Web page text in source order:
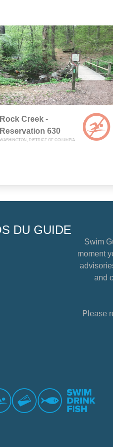
Rock Creek -
Reservation 630
WASHINGTON, DISTRICT OF COLUMBIA
DU GUIDE
Swim
moment
and
Please